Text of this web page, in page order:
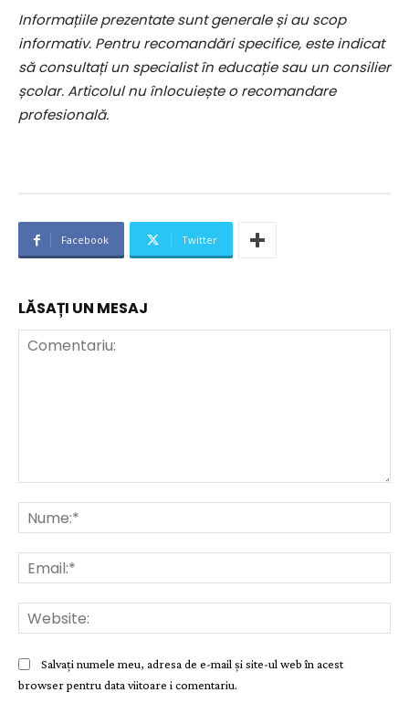
Informațiile prezentate sunt generale și au scop
informativ. Pentru recomandări specifice, este indicat
să consultați un specialist în educație sau un consilier
școlar. Articolul nu înlocuiește o recomandare
profesională.
Facebook Twitter
LĂSAȚI UN MESAJ
Salvați numele meu, adresa de e-mail și site-ul web în acest
browser pentru data viitoare i comentariu.